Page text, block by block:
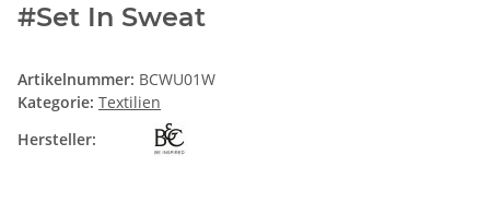
#Set In Sweat
Artikelnummer: BCWU01W
Kategorie: Textilien
Hersteller: